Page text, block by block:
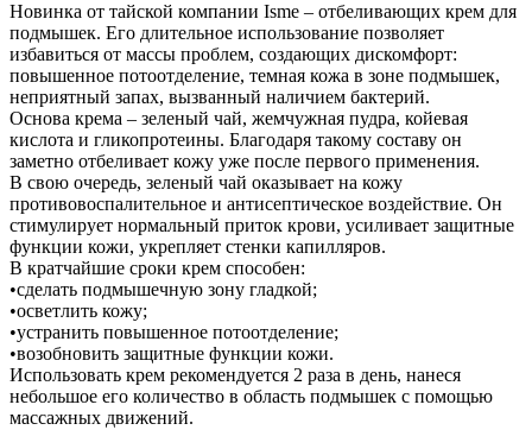
Новинка от тайской компании Isme – отбеливающих крем для
подмышек. Его длительное использование позволяет
избавиться от массы проблем, создающих дискомфорт:
повышенное потоотделение, темная кожа в зоне подмышек,
неприятный запах, вызванный наличием бактерий.
Основа крема – зеленый чай, жемчужная пудра, койевая
кислота и гликопротеины. Благодаря такому составу он
заметно отбеливает кожу уже после первого применения.
В свою очередь, зеленый чай оказывает на кожу
противовоспалительное и антисептическое воздействие. Он
стимулирует нормальный приток крови, усиливает защитные
функции кожи, укрепляет стенки капилляров.
В кратчайшие сроки крем способен:
•сделать подмышечную зону гладкой;
•осветлить кожу;
•устранить повышенное потоотделение;
•возобновить защитные функции кожи.
Использовать крем рекомендуется 2 раза в день, нанеся
небольшое его количество в область подмышек с помощью
массажных движений.